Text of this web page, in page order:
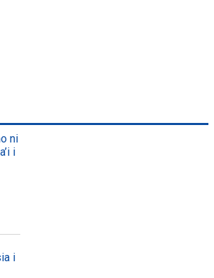
ni
i
i